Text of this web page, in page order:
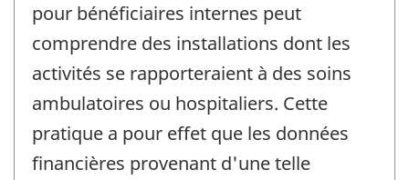
pour bénéficiaires internes peut
comprendre des installations dont les
activités se rapporteraient à des soins
ambulatoires ou hospitaliers. Cette
pratique a pour effet que les données
financières provenant d'une telle